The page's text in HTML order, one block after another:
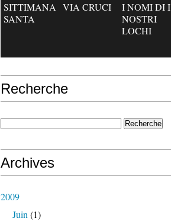
SITTIMANA
SANTA
VIA CRUCI
I NOMI DI I
NOSTRI
LOCHI
Recherche
Archives
2009
Juin (1)